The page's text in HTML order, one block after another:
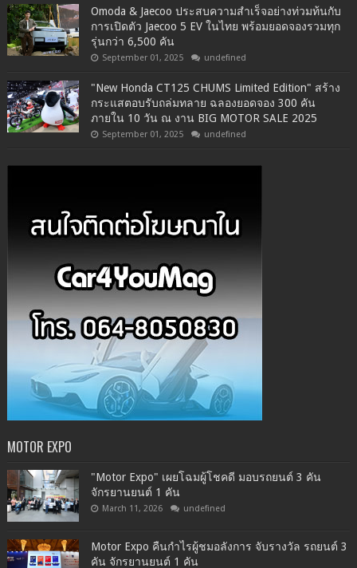
Omoda & Jaecoo ประสบความสำเร็จอย่างท่วมท้นกับ
การเปิดตัว Jaecoo 5 EV ในไทย พร้อมยอดจองรวมทุก
รุ่นกว่า 6,500 คัน
September 01, 2025 undefined
"New Honda CT125 CHUMS Limited Edition" สร้าง
กระแสตอบรับถล่มทลาย ฉลองยอดจอง 300 คัน
ภายใน 10 วัน ณ งาน BIG MOTOR SALE 2025
September 01, 2025 undefined
MOTOR EXPO
"Motor Expo" เผยโฉมผู้โชคดี มอบรถยนต์ 3 คัน
จักรยานยนต์ 1 คัน
March 11, 2026 undefined
Motor Expo คืนกำไรผู้ชมอลังการ จับรางวัล รถยนต์ 3
คัน จักรยานยนต์ 1 คัน